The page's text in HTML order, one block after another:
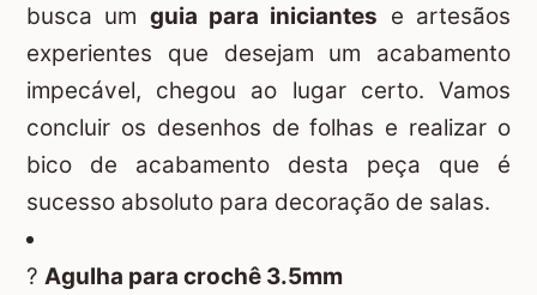
busca um guia para iniciantes e artesãos
experientes que desejam um acabamento
impecável, chegou ao lugar certo. Vamos
concluir os desenhos de folhas e realizar o
bico de acabamento desta peça que é
sucesso absoluto para decoração de salas.
? Agulha para crochê 3.5mm